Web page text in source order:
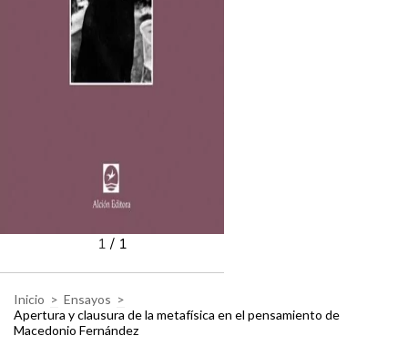
1/ 1
Inicio > Ensayos >
Apertura y clausura de la metafísica en el pensamiento de
Macedonio Fernández